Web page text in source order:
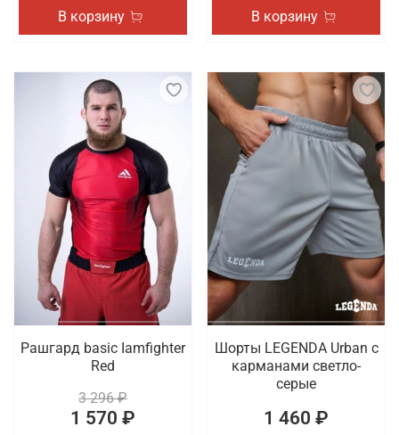
В корзину В корзину
Рашгард basic Iamfighter
Red
3 296 ₽
1 570 ₽
Шорты LEGENDA Urban c
карманами светло-
серые
1 460 ₽